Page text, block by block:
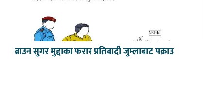
ब्राउन सुगर मुद्दाका फरार प्रतिवादी जुम्लाबाट पक्राउ